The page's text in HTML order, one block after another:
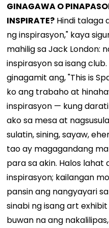
GINAGAWA O
INSPIRATE? Hindi talaga
ng inspirasyon," kaya
mahilig sa Jack London:
inspirasyon sa isang
ginagamit ang, "This is
ko ang trabaho at
inspirasyon — kung
ako sa mesa at
sulatin, sining, sayaw,
tao ay magagandang
para sa akin. Halos
inspirasyon; kailangan
pansin ang nangyayari
sinabi ng isang art
buwan na ang